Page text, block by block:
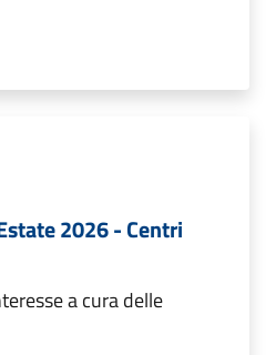
2026 - Centri
a cura delle